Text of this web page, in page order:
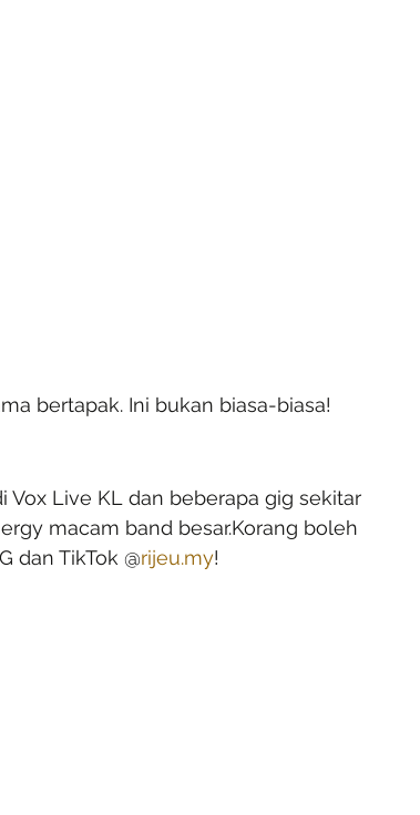
bertapak. Ini bukan biasa-biasa!
Live KL dan beberapa gig sekitar
macam band besar.Korang boleh
dan TikTok @rijeu.my!